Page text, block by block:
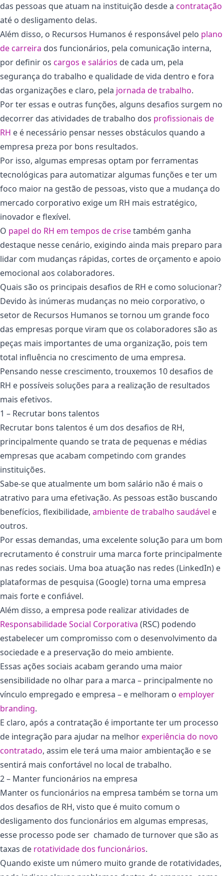
das pessoas que atuam na instituição desde a contratação
até o desligamento delas.
Além disso, o Recursos Humanos é responsável pelo plano
de carreira dos funcionários, pela comunicação interna,
por definir os cargos e salários de cada um, pela
segurança do trabalho e qualidade de vida dentro e fora
das organizações e claro, pela jornada de trabalho.
Por ter essas e outras funções, alguns desafios surgem no
decorrer das atividades de trabalho dos profissionais de
RH e é necessário pensar nesses obstáculos quando a
empresa preza por bons resultados.
Por isso, algumas empresas optam por ferramentas
tecnológicas para automatizar algumas funções e ter um
foco maior na gestão de pessoas, visto que a mudança do
mercado corporativo exige um RH mais estratégico,
inovador e flexível.
O papel do RH em tempos de crisetambém ganha
destaque nesse cenário, exigindo ainda mais preparo para
lidar com mudanças rápidas, cortes de orçamento e apoio
emocional aos colaboradores.
Quais são os principais desafios de RH e como solucionar?
Devido às inúmeras mudanças no meio corporativo, o
setor de Recursos Humanos se tornou um grande foco
das empresas porque viram que os colaboradores são as
peças mais importantes de uma organização, pois tem
total influência no crescimento de uma empresa.
Pensando nesse crescimento, trouxemos 10 desafios de
RH e possíveis soluções para a realização de resultados
mais efetivos.
1 – Recrutar bons talentos
Recrutar bons talentos é um dos desafios de RH,
principalmente quando se trata de pequenas e médias
empresas que acabam competindo com grandes
instituições.
Sabe-se que atualmente um bom salário não é mais o
atrativo para uma efetivação. As pessoas estão buscando
benefícios, flexibilidade, ambiente de trabalho saudável e
outros.
Por essas demandas, uma excelente solução para um bom
recrutamento é construir uma marca forte principalmente
nas redes sociais. Uma boa atuação nas redes (LinkedIn) e
plataformas de pesquisa (Google) torna uma empresa
mais forte e confiável.
Além disso, a empresa pode realizar atividades de
Responsabilidade Social Corporativa (RSC) podendo
estabelecer um compromisso com o desenvolvimento da
sociedade e a preservação do meio ambiente.
Essas ações sociais acabam gerando uma maior
sensibilidade no olhar para a marca – principalmente no
vínculo empregado e empresa – e melhoram o employer
branding.
E claro, após a contratação é importante ter um processo
de integração para ajudar na melhorexperiência do novo
contratado, assim ele terá uma maior ambientação e se
sentirá mais confortável no local de trabalho.
2 – Manter funcionários na empresa
Manter os funcionários na empresa também se torna um
dos desafios de RH, visto que é muito comum o
desligamento dos funcionários em algumas empresas,
esse processo pode ser chamado de turnover que são as
taxas de rotatividade dos funcionários.
Quando existe um número muito grande de rotatividades,